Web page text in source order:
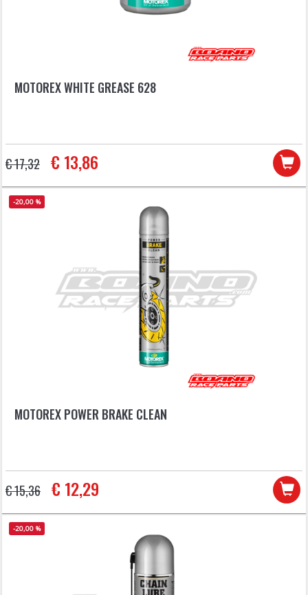
MOTOREX WHITE GREASE 628
€ 17,32 € 13,86
-20,00 %
MOTOREX POWER BRAKE CLEAN
€ 15,36 € 12,29
-20,00 %